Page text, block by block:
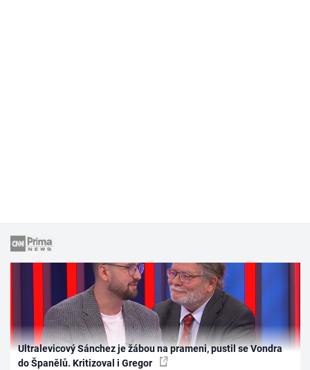
Ultralevicový Sánchez je žábou na prameni, pustil se Vondra
do Španělů. Kritizoval i Gregor